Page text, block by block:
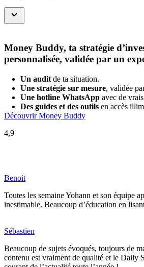
Money Buddy, ta stratégie
personnalisée, validée par un
Un audit de ta situation.
Une stratégie sur mesure, validée
Une hotline WhatsApp avec de
Des guides et des outils en accès
Découvrir Money Buddy
4,9
Benoit
Toutes les semaine Yohann et son équipe
inestimable. Beaucoup d’éducation en
Sébastien
Beaucoup de sujets évoqués, toujours de
contenu est vraiment de qualité et le Daily